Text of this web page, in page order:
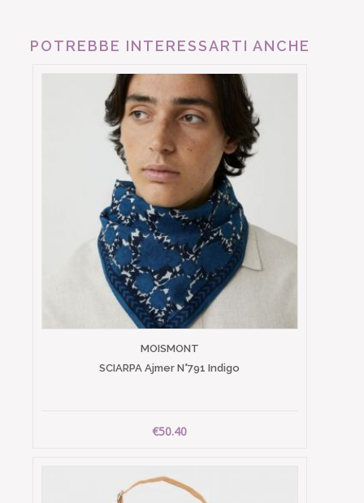
POTREBBE INTERESSARTI ANCHE
MOISMONT
SCIARPA Ajmer N°791 Indigo
€50.40